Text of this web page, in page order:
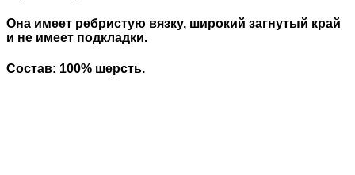
Она имеет ребристую вязку, широкий загнутый край
и не имеет подкладки.
Состав: 100% шерсть.